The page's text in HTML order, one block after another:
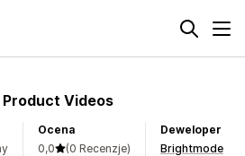
Product Videos
Ocena
0,0
(0 Recenzje)
Deweloper
Brightmode